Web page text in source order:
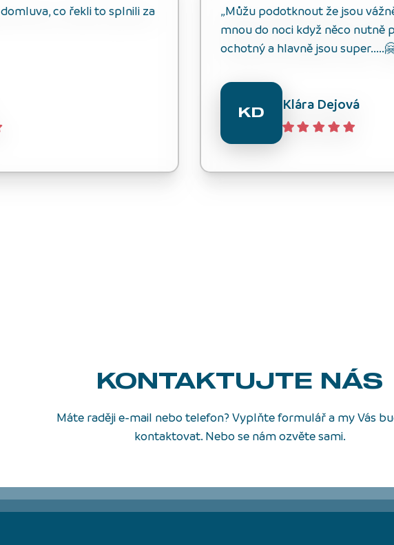
co řekli to splnili za
„Můžu podotknout že jsou
mnou do noci když něco nutně
ochotný a hlavně jsou
KD Klára Dejová
KONTAKTUJTE NÁS
Máte raději e-mail nebo telefon? Vyplňte formulář a my Vás
kontaktovat. Nebo se nám ozvěte sami.